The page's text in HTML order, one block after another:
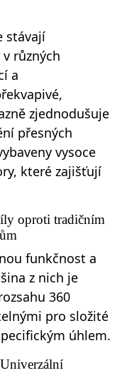
stávají
různých
a
zjednodušuje
přesných
vysoce
které zajišťují
oproti tradičním
funkčnost a
z nich je
360
pro složité
úhlem.